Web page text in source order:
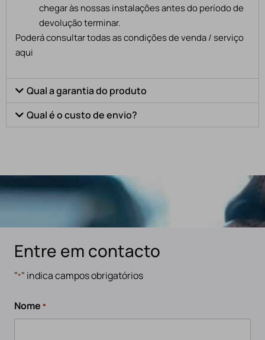
chegar às nossas instalações antes do período de
devolução terminar.
Poderá consultar todas as condições de venda / serviço
aqui
Qual a garantia do produto
Qual é o custo de envio?
Entre em contacto
"*" indica campos obrigatórios
Nome *